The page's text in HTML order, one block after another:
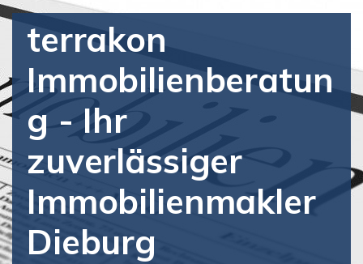
terrakon
Immobilienberatun
g - Ihr
zuverlässiger
Immobilienmakler
Dieburg